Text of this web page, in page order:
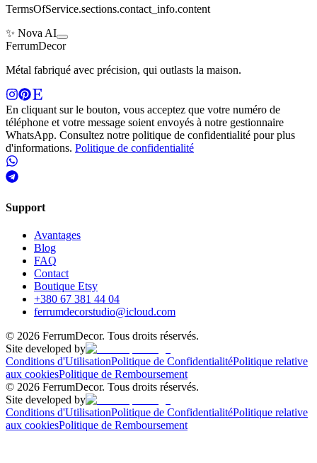
TermsOfService.sections.contact_info.content
✨ Nova AI
FerrumDecor
Métal fabriqué avec précision, qui outlasts la maison.
En cliquant sur le bouton, vous acceptez que votre numéro de
téléphone et votre message soient envoyés à notre gestionnaire
WhatsApp. Consultez notre politique de confidentialité pour plus
d'informations. Politique de confidentialité
Support
Avantages
Blog
FAQ
Contact
Boutique Etsy
+380 67 381 44 04
ferrumdecorstudio@icloud.com
© 2026 FerrumDecor. Tous droits réservés.
Site developed by
Conditions d'UtilisationPolitique de ConfidentialitéPolitique relative
aux cookiesPolitique de Remboursement
© 2026 FerrumDecor. Tous droits réservés.
Site developed by
Conditions d'UtilisationPolitique de ConfidentialitéPolitique relative
aux cookiesPolitique de Remboursement